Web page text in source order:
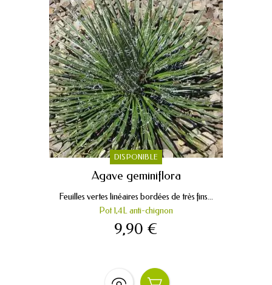
DISPONIBLE
Agave geminiflora
Feuilles vertes linéaires bordées de très fins...
Pot 1,4L anti-chignon
9,90 €